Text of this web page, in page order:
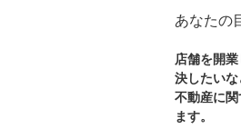
あなたの
店舗を開
決したいな
不動産に
ます。